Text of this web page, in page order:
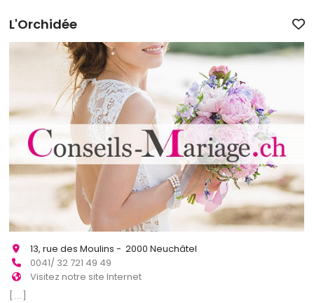
L'Orchidée
13, rue des Moulins - 2000 Neuchâtel
0041/ 32 721 49 49
Visitez notre site Internet
[...]